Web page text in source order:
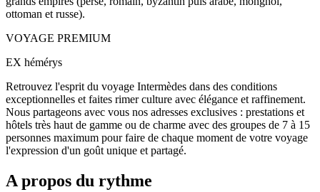
ottoman et russe).
VOYAGE PREMIUM
EX hémérys
Retrouvez l'esprit du voyage Intermèdes dans des conditions
exceptionnelles et faites rimer culture avec élégance et raffinement.
Nous partageons avec vous nos adresses exclusives : prestations et
hôtels très haut de gamme ou de charme avec des groupes de 7 à 15
personnes maximum pour faire de chaque moment de votre voyage
l'expression d'un goût unique et partagé.
A propos du rythme